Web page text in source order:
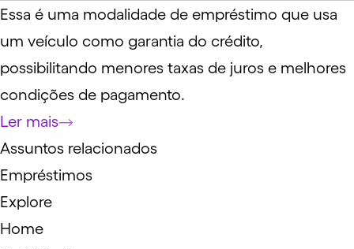
Essa é uma modalidade de empréstimo que usa
um veículo como garantia do crédito,
possibilitando menores taxas de juros e melhores
condições de pagamento.
Ler mais
Assuntos relacionados
Empréstimos
Explore
Home